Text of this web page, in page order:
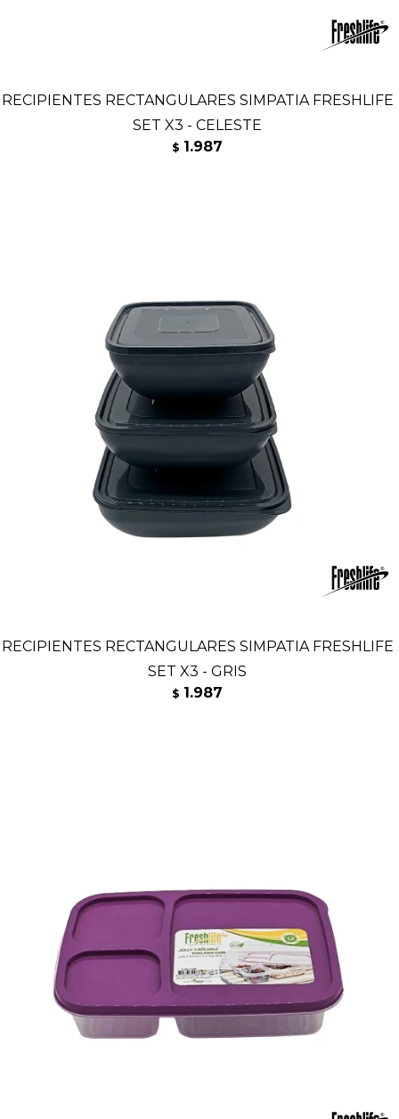
RECIPIENTES RECTANGULARES SIMPATIA FRESHLIFE
SET X3 - CELESTE
$ 1.987
RECIPIENTES RECTANGULARES SIMPATIA FRESHLIFE
SET X3 - GRIS
$ 1.987